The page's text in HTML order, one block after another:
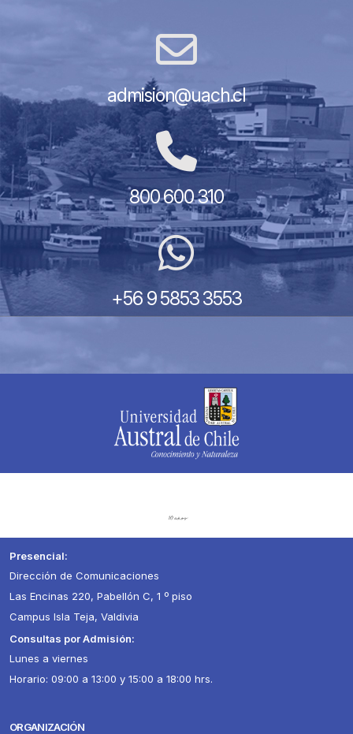
admision@uach.cl
800 600 310
+56 9 5853 3553
Presencial:
Dirección de Comunicaciones
Las Encinas 220, Pabellón C, 1 º piso
Campus Isla Teja, Valdivia
Consultas por Admisión:
Lunes a viernes
Horario: 09:00 a 13:00 y 15:00 a 18:00 hrs.
ORGANIZACIÓN